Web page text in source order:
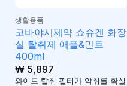
생활용품
코바야시제약 쇼슈겐 화장
실 탈취제 애플&민트
400ml
₩5,897
와이드 탈취 필터가 악취를 확실